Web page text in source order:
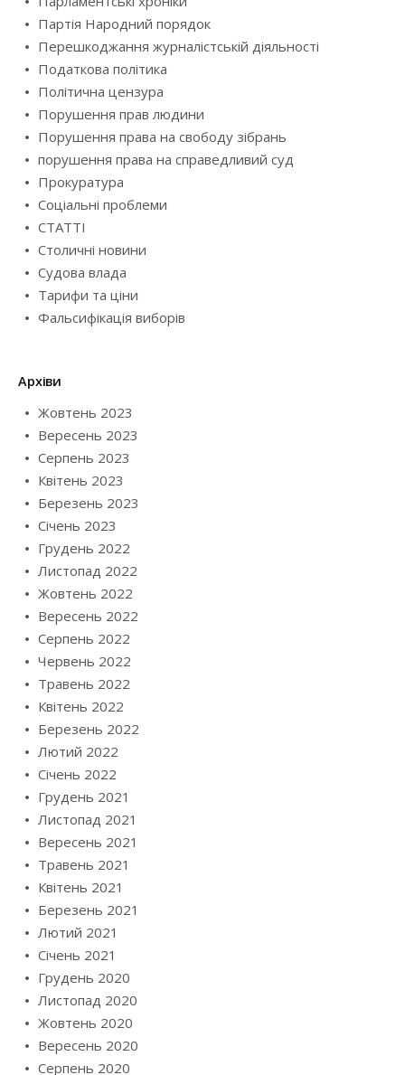
Партія Народний порядок
Перешкоджання журналістській діяльності
Податкова політика
Політична цензура
Порушення прав людини
Порушення права на свободу зібрань
порушення права на справедливий суд
Прокуратура
Соціальні проблеми
СТАТТІ
Столичні новини
Судова влада
Тарифи та ціни
Фальсифікація виборів
Архіви
Жовтень 2023
Вересень 2023
Серпень 2023
Квітень 2023
Березень 2023
Січень 2023
Грудень 2022
Листопад 2022
Жовтень 2022
Вересень 2022
Серпень 2022
Червень 2022
Травень 2022
Квітень 2022
Березень 2022
Лютий 2022
Січень 2022
Грудень 2021
Листопад 2021
Вересень 2021
Травень 2021
Квітень 2021
Березень 2021
Лютий 2021
Січень 2021
Грудень 2020
Листопад 2020
Жовтень 2020
Вересень 2020
Серпень 2020